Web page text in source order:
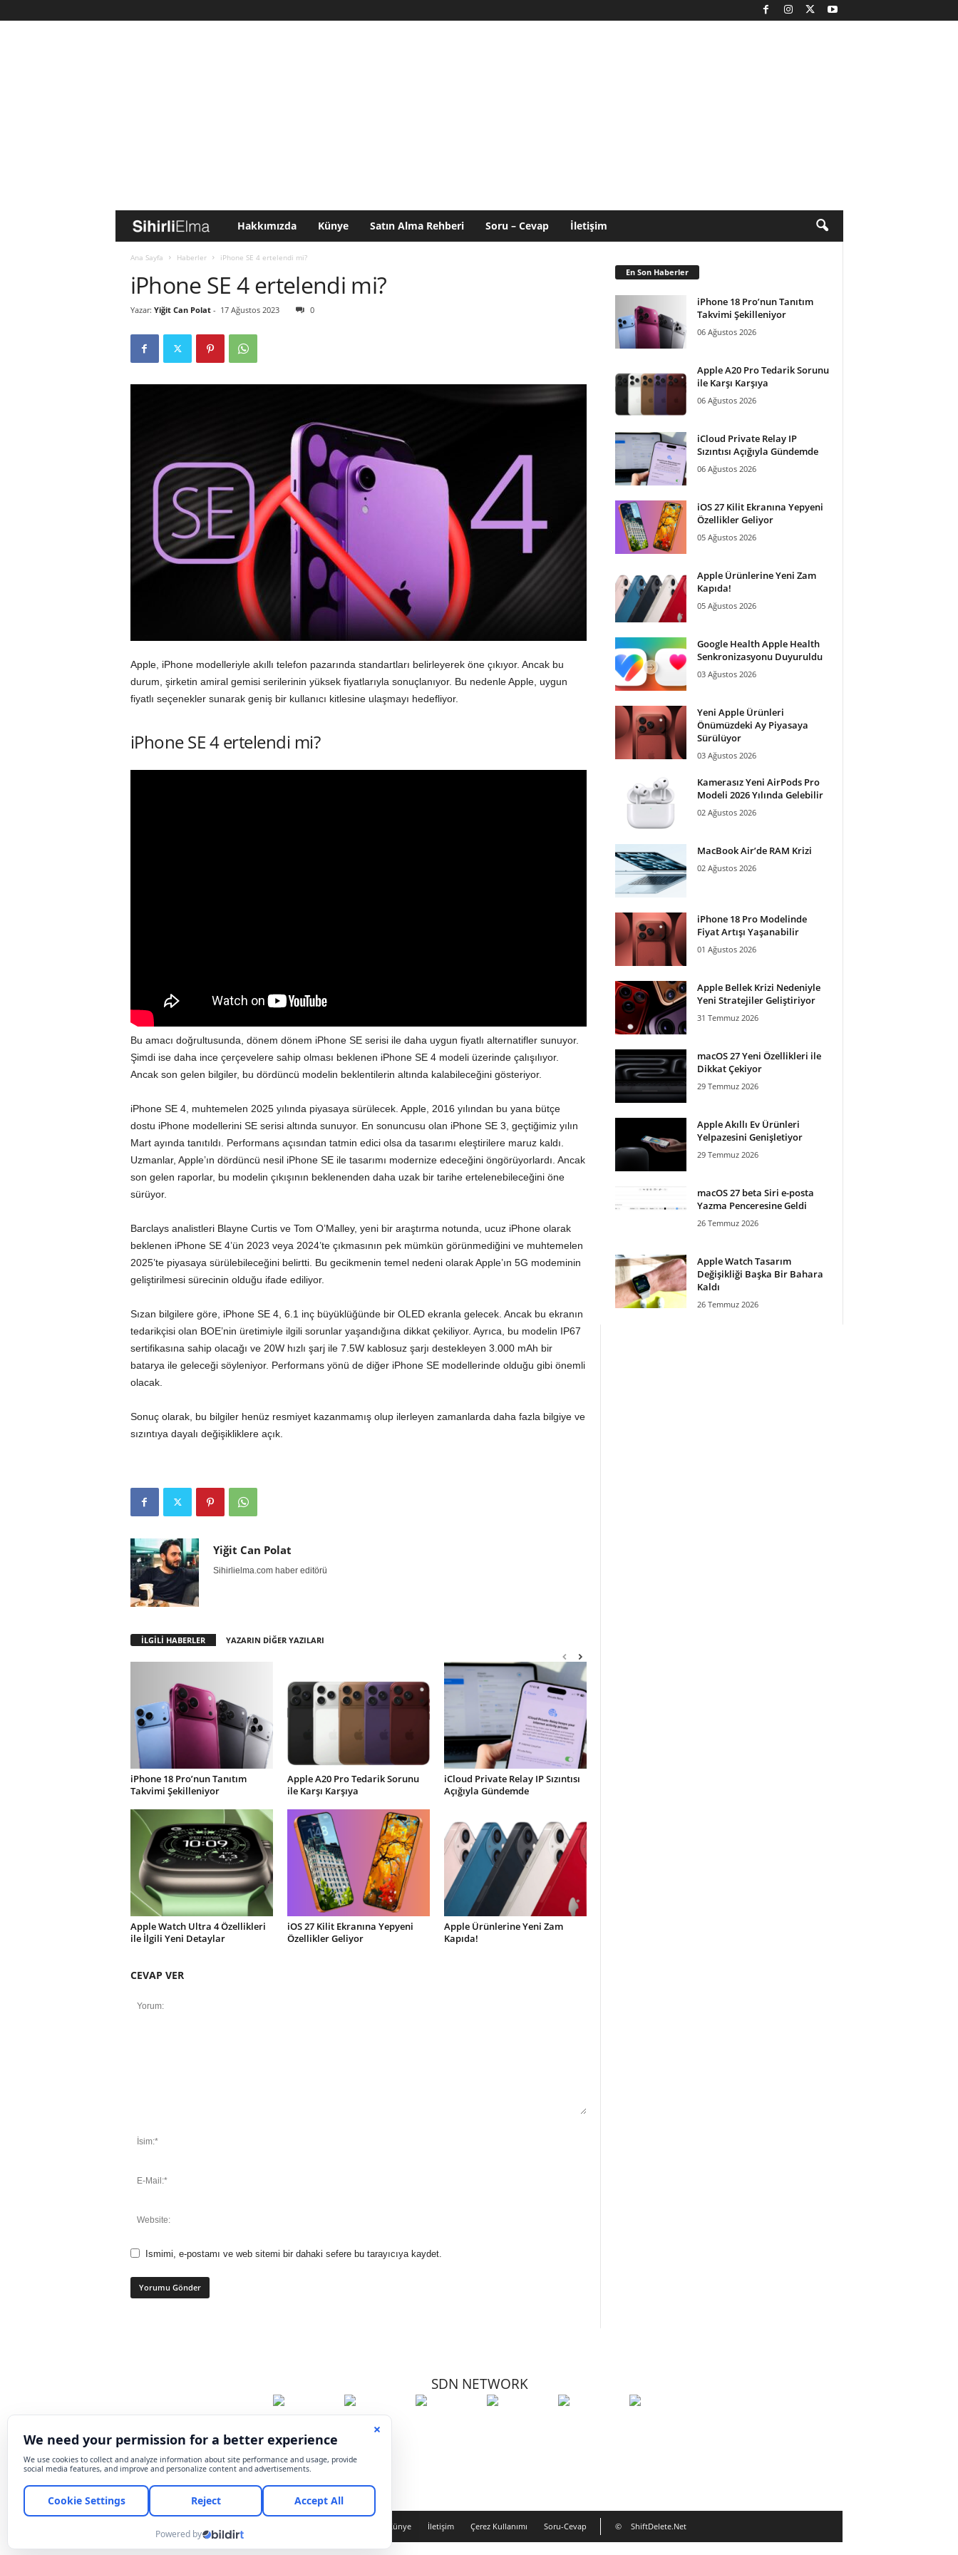
i
h
l
m
a
Hakkımızda Künye Satın Alma Rehberi Soru – Cevap İletişim
Ana Sayfa Haberler iPhone SE 4 ertelendi mi?
iPhone SE 4 ertelendi mi?
Yazar: Yiğit Can Polat- 17 Ağustos 2023 0
Apple, iPhone modelleriyle akıllı telefon pazarında standartları belirleyerek öne çıkıyor. Ancak bu
durum, şirketin amiral gemisi serilerinin yüksek fiyatlarıyla sonuçlanıyor. Bu nedenle Apple, uygun
fiyatlı seçenekler sunarak geniş bir kullanıcı kitlesine ulaşmayı hedefliyor.
iPhone SE 4 ertelendi mi?
Bu amacı doğrultusunda, dönem dönem iPhone SE serisi ile daha uygun fiyatlı alternatifler sunuyor.
Şimdi ise daha ince çerçevelere sahip olması beklenen iPhone SE 4 modeli üzerinde çalışılıyor.
Ancak son gelen bilgiler, bu dördüncü modelin beklentilerin altında kalabileceğini gösteriyor.
iPhone SE 4, muhtemelen 2025 yılında piyasaya sürülecek. Apple, 2016 yılından bu yana bütçe
dostu iPhone modellerini SE serisi altında sunuyor. En sonuncusu olan iPhone SE 3, geçtiğimiz yılın
Mart ayında tanıtıldı. Performans açısından tatmin edici olsa da tasarımı eleştirilere maruz kaldı.
Uzmanlar, Apple’ın dördüncü nesil iPhone SE ile tasarımı modernize edeceğini öngörüyorlardı. Ancak
son gelen raporlar, bu modelin çıkışının beklenenden daha uzak bir tarihe ertelenebileceğini öne
sürüyor.
Barclays analistleri Blayne Curtis ve Tom O’Malley, yeni bir araştırma notunda, ucuz iPhone olarak
beklenen iPhone SE 4’ün 2023 veya 2024’te çıkmasının pek mümkün görünmediğini ve muhtemelen
2025’te piyasaya sürülebileceğini belirtti. Bu gecikmenin temel nedeni olarak Apple’ın 5G modeminin
geliştirilmesi sürecinin olduğu ifade ediliyor.
Sızan bilgilere göre, iPhone SE 4, 6.1 inç büyüklüğünde bir OLED ekranla gelecek. Ancak bu ekranın
tedarikçisi olan BOE’nin üretimiyle ilgili sorunlar yaşandığına dikkat çekiliyor. Ayrıca, bu modelin IP67
sertifikasına sahip olacağı ve 20W hızlı şarj ile 7.5W kablosuz şarjı destekleyen 3.000 mAh bir
batarya ile geleceği söyleniyor. Performans yönü de diğer iPhone SE modellerinde olduğu gibi önemli
olacak.
Sonuç olarak, bu bilgiler henüz resmiyet kazanmamış olup ilerleyen zamanlarda daha fazla bilgiye ve
sızıntıya dayalı değişikliklere açık.
Yiğit Can Polat
Sihirlielma.com haber editörü
İLGİLİ HABERLER YAZARIN DİĞER YAZILARI
iPhone 18 Pro’nun Tanıtım
Takvimi Şekilleniyor
Apple A20 Pro Tedarik Sorunu
ile Karşı Karşıya
iCloud Private Relay IP Sızıntısı
Açığıyla Gündemde
Apple Watch Ultra 4 Özellikleri
ile İlgili Yeni Detaylar
iOS 27 Kilit Ekranına Yepyeni
Özellikler Geliyor
Apple Ürünlerine Yeni Zam
Kapıda!
CEVAP VER
Ismimi, e-postamı ve web sitemi bir dahaki sefere bu tarayıcıya kaydet.
En Son Haberler
iPhone 18 Pro’nun Tanıtım
Takvimi Şekilleniyor
06 Ağustos 2026
Apple A20 Pro Tedarik Sorunu
ile Karşı Karşıya
06 Ağustos 2026
iCloud Private Relay IP
Sızıntısı Açığıyla Gündemde
06 Ağustos 2026
iOS 27 Kilit Ekranına Yepyeni
Özellikler Geliyor
05 Ağustos 2026
Apple Ürünlerine Yeni Zam
Kapıda!
05 Ağustos 2026
Google Health Apple Health
Senkronizasyonu Duyuruldu
03 Ağustos 2026
Yeni Apple Ürünleri
Önümüzdeki Ay Piyasaya
Sürülüyor
03 Ağustos 2026
Kamerasız Yeni AirPods Pro
Modeli 2026 Yılında Gelebilir
02 Ağustos 2026
MacBook Air’de RAM Krizi
02 Ağustos 2026
iPhone 18 Pro Modelinde
Fiyat Artışı Yaşanabilir
01 Ağustos 2026
Apple Bellek Krizi Nedeniyle
Yeni Stratejiler Geliştiriyor
31 Temmuz 2026
macOS 27 Yeni Özellikleri ile
Dikkat Çekiyor
29 Temmuz 2026
Apple Akıllı Ev Ürünleri
Yelpazesini Genişletiyor
29 Temmuz 2026
macOS 27 beta Siri e-posta
Yazma Penceresine Geldi
26 Temmuz 2026
Apple Watch Tasarım
Değişikliği Başka Bir Bahara
Kaldı
26 Temmuz 2026
SDN NETWORK
Künye İletişim Çerez Kullanımı Soru-Cevap © ShiftDelete.Net